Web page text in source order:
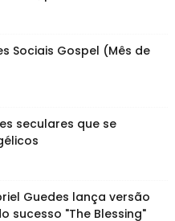
Sociais Gospel (Mês de
seculares que se
Guedes lança versão
sucesso "The Blessing"